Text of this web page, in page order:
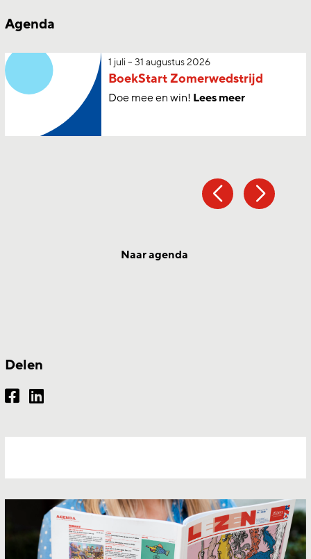
Agenda
1 juli – 31 augustus 2026
BoekStart Zomerwedstrijd
Doe mee en win! Lees meer
Naar agenda
Delen